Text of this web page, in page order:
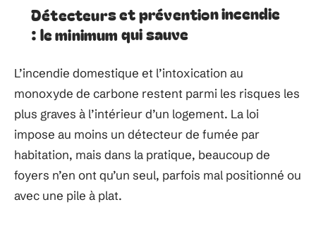
Détecteurs et prévention incendie
: le minimum qui sauve
L’incendie domestique et l’intoxication au
monoxyde de carbone restent parmi les risques les
plus graves à l’intérieur d’un logement. La loi
impose au moins un détecteur de fumée par
habitation, mais dans la pratique, beaucoup de
foyers n’en ont qu’un seul, parfois mal positionné ou
avec une pile à plat.